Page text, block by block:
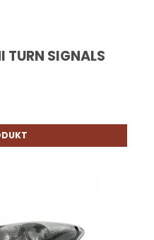
TURN SIGNALS